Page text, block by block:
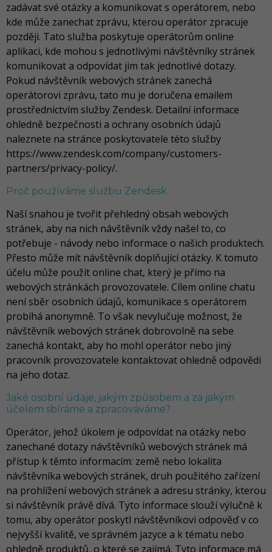
zadávat své otázky a komunikovat s operátorem, nebo
kde může zanechat zprávu, kterou operátor zpracuje
později. Tato služba poskytuje operátorům online
aplikaci, kde mohou s jednotlivými návštěvníky stránek
komunikovat a odpovídat jim tak jednotlivé dotazy.
Pokud návštěvník webových stránek zanechá
operátorovi zprávu, tato mu je doručena emailem
prostřednictvím služby Zendesk. Detailní informace
ohledně bezpečnosti a ochrany osobních údajů
naleznete na stránce poskytovatele této služby
https://www.zendesk.com/company/customers-
partners/privacy-policy/.
Proč používáme službu Zendesk
Naší snahou je tvořit přehledný obsah webových
stránek, aby na nich návštěvník vždy našel to, co
potřebuje - návody nebo informace o našich produktech.
Přesto může mít návštěvník doplňující otázky. K tomuto
účelu může použít online chat, který je přímo na
webových stránkách provozovatele. Cílem online chatu
není sběr osobních údajů, komunikace s operátorem
probíhá anonymně. To však nevylučuje možnost, že
návštěvník webových stránek dobrovolně na sebe
zanechá kontakt, aby ho mohl operátor nebo jiný
pracovník provozovatele kontaktovat ohledně odpovědi
na jeho dotaz.
Jaké osobní údaje, jakým způsobem a za jakým
účelem sbíráme a zpracováváme?
Operátor, jehož úkolem je odpovídat na otázky nebo
zanechané dotazy návštěvníků webových stránek má
přístup k těmto informacím: země nebo lokalita
návštěvníka webových stránek, druh použitého zařízení
na prohlížení webových stránek a adresu stránky, kterou
si návštěvník právě dívá. Tyto informace slouží výlučně k
tomu, aby operátor poskytl návštěvníkovi odpověď v co
nejvyšší kvalitě, ve správném jazyce a k tématu nebo
ohledně produktů, o které se zajímá. Tyto informace má